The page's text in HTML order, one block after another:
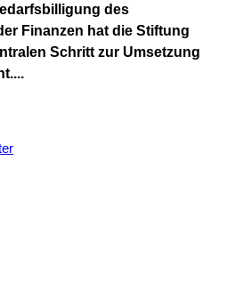
des
Finanzen hat die Stiftung
Schritt zur Umsetzung